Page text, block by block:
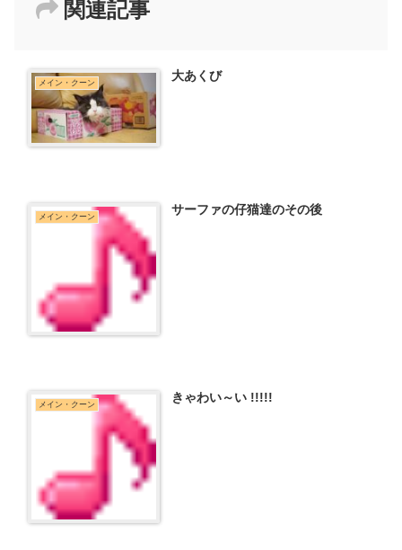
関連記事
メイン・クーン 大あくび
メイン・クーン サーファの仔猫達のその後
メイン・クーン きゃわい～い !!!!!